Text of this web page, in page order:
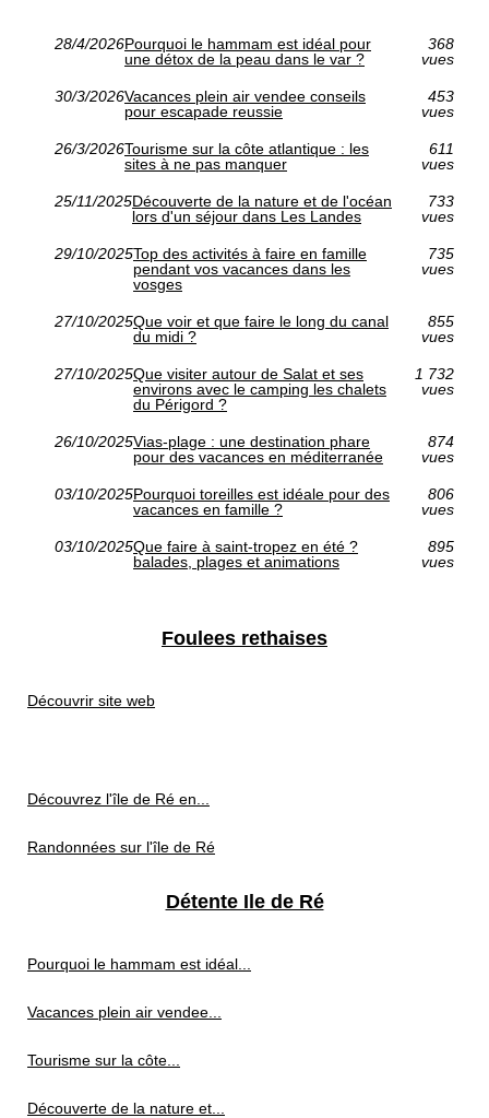
28/4/2026Pourquoi le hammam est idéal pour
une détox de la peau dans le var ?
368
vues
30/3/2026Vacances plein air vendee conseils
pour escapade reussie
453
vues
26/3/2026Tourisme sur la côte atlantique : les
sites à ne pas manquer
611
vues
25/11/2025Découverte de la nature et de l'océan
lors d'un séjour dans Les Landes
733
vues
29/10/2025Top des activités à faire en famille
pendant vos vacances dans les
vosges
735
vues
27/10/2025Que voir et que faire le long du canal
du midi ?
855
vues
27/10/2025Que visiter autour de Salat et ses
environs avec le camping les chalets
du Périgord ?
1 732
vues
26/10/2025Vias-plage : une destination phare
pour des vacances en méditerranée
874
vues
03/10/2025Pourquoi toreilles est idéale pour des
vacances en famille ?
806
vues
03/10/2025Que faire à saint-tropez en été ?
balades, plages et animations
895
vues
Foulees rethaises
Découvrir site web
Découvrez l'île de Ré en...
Randonnées sur l'île de Ré
Détente Ile de Ré
Pourquoi le hammam est idéal...
Vacances plein air vendee...
Tourisme sur la côte...
Découverte de la nature et...